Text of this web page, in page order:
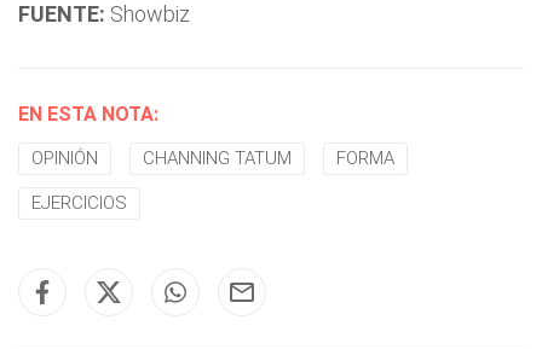
FUENTE: Showbiz
EN ESTA NOTA:
OPINIÓN CHANNING TATUM FORMA
EJERCICIOS